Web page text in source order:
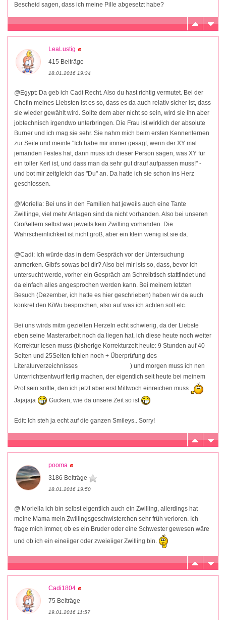
Bescheid sagen, dass ich meine Pille abgesetzt habe?
LeaLustig
415 Beiträge
18.01.2016 19:34
@Egypt: Da geb ich Cadi Recht. Also du hast richtig vermutet. Bei der
Chefin meines Liebsten ist es so, dass es da auch relativ sicher ist, dass
sie wieder gewählt wird. Sollte dem aber nicht so sein, wird sie ihn aber
jobtechnisch irgendwo unterbringen. Die Frau ist wirklich der absolute
Burner und ich mag sie sehr. Sie nahm mich beim ersten Kennenlernen
zur Seite und meinte "Ich habe mir immer gesagt, wenn der XY mal
jemanden Festes hat, dann muss ich dieser Person sagen, was XY für
ein toller Kerl ist, und dass man da sehr gut drauf aufpassen muss!" -
und bot mir zeitgleich das "Du" an. Da hatte ich sie schon ins Herz
geschlossen.
@Moriella: Bei uns in den Familien hat jeweils auch eine Tante
Zwillinge, viel mehr Anlagen sind da nicht vorhanden. Also bei unseren
Großeltern selbst war jeweils kein Zwilling vorhanden. Die
Wahrscheinlichkeit ist nicht groß, aber ein klein wenig ist sie da.
@Cadi: Ich würde das in dem Gespräch vor der Untersuchung
anmerken. Gibt's sowas bei dir? Also bei mir ists so, dass, bevor ich
untersucht werde, vorher ein Gespräch am Schreibtisch stattfindet und
da einfach alles angesprochen werden kann. Bei meinem letzten
Besuch (Dezember, ich hatte es hier geschrieben) haben wir da auch
konkret den KiWu besprochen, also auf was ich achten soll etc.
Bei uns wirds mitm gezielten Herzeln echt schwierig, da der Liebste
eben seine Masterarbeit noch da liegen hat, ich diese heute noch weiter
Korrektur lesen muss (bisherige Korrekturzeit heute: 9 Stunden auf 40
Seiten und 25Seiten fehlen noch + Überprüfung des
Literaturverzeichnisses
) und morgen muss ich nen
Unterrichtsentwurf fertig machen, der eigentlich seit heute bei meinem
Prof sein sollte, den ich jetzt aber erst Mittwoch einreichen muss
Jajajaja
Gucken, wie da unsere Zeit so ist
Edit: Ich steh ja echt auf die ganzen Smileys.. Sorry!
pooma
3186 Beiträge
18.01.2016 19:50
@ Moriella ich bin selbst eigentlich auch ein Zwilling, allerdings hat
meine Mama mein Zwillingsgeschwisterchen sehr früh verloren. Ich
frage mich immer, ob es ein Bruder oder eine Schwester gewesen wäre
und ob ich ein eineiiger oder zweieiiger Zwilling bin.
Cadi1804
75 Beiträge
19.01.2016 11:57